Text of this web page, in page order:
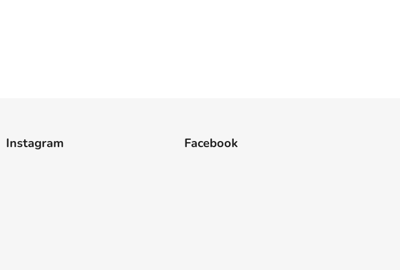
Instagram Facebook